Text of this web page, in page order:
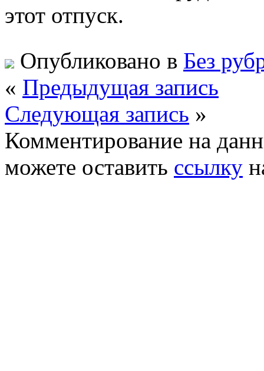
этот отпуск.
Опубликовано в Без
« Предыдущая запись
Следующая запись »
Комментирование на
можете оставить ссылку